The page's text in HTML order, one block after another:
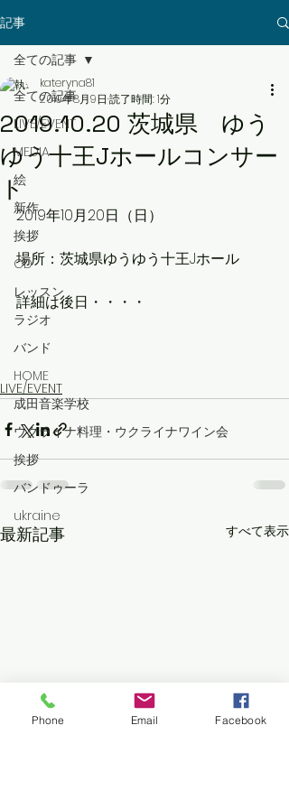
記事
全ての記事
LIVE/EVENT
MEDIA
絵
新作
挨拶
CD
レッスン
ラジオ
バンド
HOME
成田音楽学校
ウクライナ料理・ウクライナワイン会
挨拶
バンドゥーラ
ukraine
全ての記事
2019.10.20 茨城県 ゆう
ゆう十王Jホールコンサー
ト
kateryna81
2019年8月9日 読了時間: 1分
2019年10月20日（日）
場所：茨城県ゆうゆう十王Jホール
詳細は後日・・・・
LIVE/EVENT
最新記事 すべて表示
Phone Email Facebook